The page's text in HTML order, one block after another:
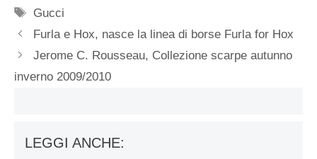
Tag
Gucci
Furla e Hox, nasce la linea di borse Furla for Hox
Jerome C. Rousseau, Collezione scarpe autunno
inverno 2009/2010
LEGGI ANCHE: